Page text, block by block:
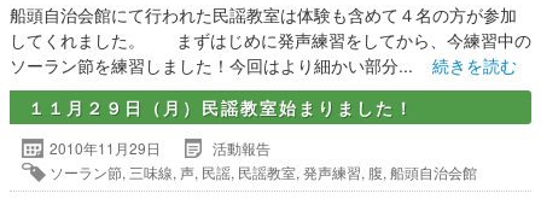
船頭自治会館にて行われた民謡教室は体験も含めて４名の方が参加
してくれました。 まずはじめに発声練習をしてから、今練習中の
ソーラン節を練習しました！今回はより細かい部分... 続きを読む
１１月２９日（月）民謡教室始まりました！
2010年11月29日
活動報告
ソーラン節, 三味線, 声, 民謡, 民謡教室, 発声練習, 腹, 船頭自治会館